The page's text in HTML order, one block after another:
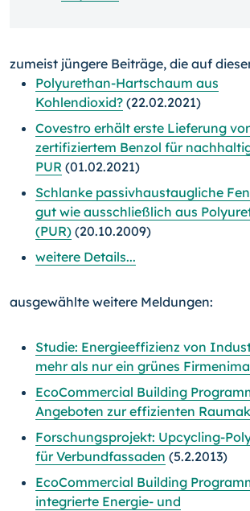
zumeist jüngere Beiträge, die auf
Polyurethan-Hartschaum aus
Kohlendioxid? (22.02.2021)
Covestro erhält erste Lieferung
zertifiziertem Benzol für
PUR (01.02.2021)
Schlanke passivhaustaugliche
gut wie ausschließlich aus
(PUR) (20.10.2009)
weitere Details...
ausgewählte weitere Meldungen:
Studie: Energieeffizienz von
mehr als nur ein grünes
EcoCommercial Building
Angeboten zur effizienten
Forschungsprojekt: Upcycling-
für Verbundfassaden (5.2.2013)
EcoCommercial Building
integrierte Energie- und